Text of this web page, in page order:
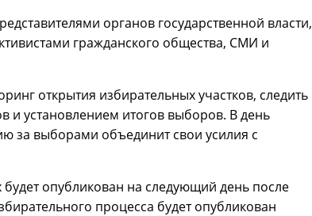
органов государственной власти,
гражданского общества, СМИ и
открытия избирательных участков, следить
и установлением итогов выборов. В день
за выборами объединит свои усилия с
опубликован на следующий день после
процесса будет опубликован